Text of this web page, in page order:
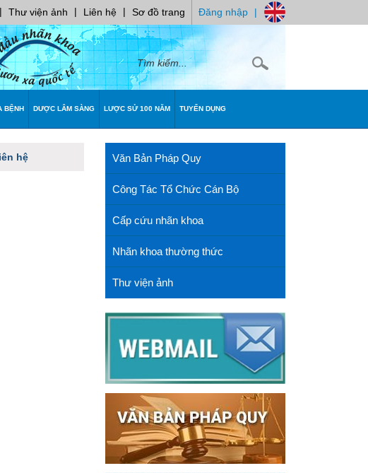
| Thư viện ảnh | Liên hệ | Sơ đồ trang Đăng nhập |
BỆNH DƯỢC LÂM SÀNG LƯỢC SỬ 100 NĂM TUYỂN DỤNG
hệ Văn Bản Pháp Quy
Công Tác Tổ Chức Cán Bộ
Cấp cứu nhãn khoa
Nhãn khoa thường thức
Thư viện ảnh